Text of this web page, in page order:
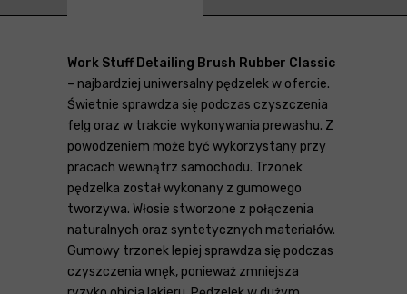
Work Stuff Detailing Brush Rubber Classic
– najbardziej uniwersalny pędzelek w ofercie.
Świetnie sprawdza się podczas czyszczenia
felg oraz w trakcie wykonywania prewashu. Z
powodzeniem może być wykorzystany przy
pracach wewnątrz samochodu. Trzonek
pędzelka został wykonany z gumowego
tworzywa. Włosie stworzone z połączenia
naturalnych oraz syntetycznych materiałów.
Gumowy trzonek lepiej sprawdza się podczas
czyszczenia wnęk, ponieważ zmniejsza